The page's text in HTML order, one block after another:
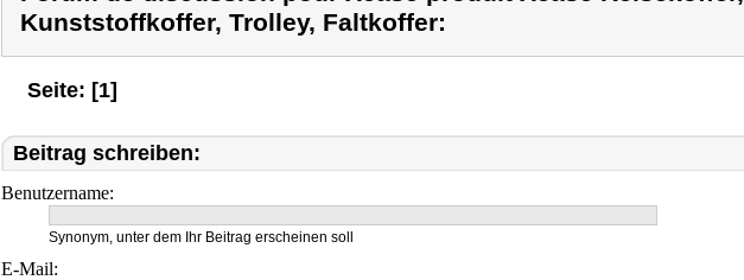
Kunststoffkoffer, Trolley, Faltkoffer:
Seite: [1]
Beitrag schreiben:
Benutzername:
Synonym, unter dem Ihr Beitrag erscheinen soll
E-Mail: